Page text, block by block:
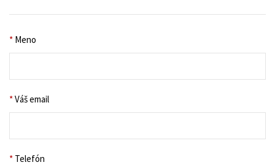
* Meno
*Váš email
* Telefón